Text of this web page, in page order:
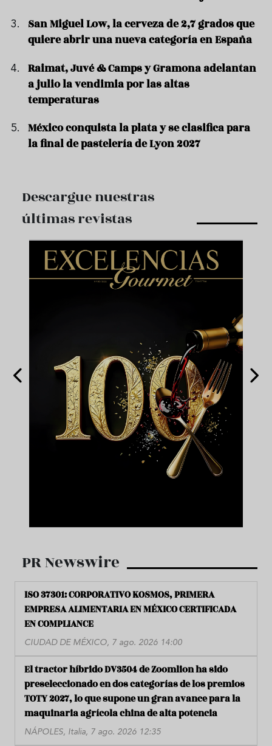
San Miguel Low, la cerveza de 2,7 grados que
quiere abrir una nueva categoría en España
Raimat, Juvé & Camps y Gramona adelantan
a julio la vendimia por las altas
temperaturas
México conquista la plata y se clasifica para
la final de pastelería de Lyon 2027
Descargue nuestras
últimas revistas
PR Newswire
ISO 37301: CORPORATIVO KOSMOS, PRIMERA
EMPRESA ALIMENTARIA EN MÉXICO CERTIFICADA
EN COMPLIANCE
CIUDAD DE MÉXICO, 7 ago. 2026 14:00
El tractor híbrido DV3504 de Zoomlion ha sido
preseleccionado en dos categorías de los premios
TOTY 2027, lo que supone un gran avance para la
maquinaria agrícola china de alta potencia
NÁPOLES, Italia, 7 ago. 2026 12:35